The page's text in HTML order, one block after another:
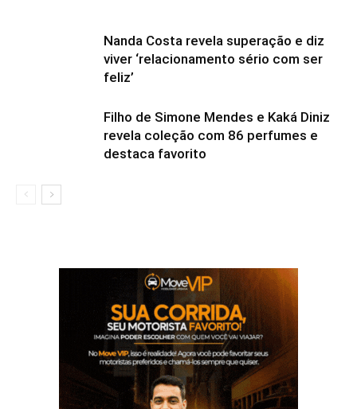
Nanda Costa revela superação e diz
viver ‘relacionamento sério com ser
feliz’
Filho de Simone Mendes e Kaká Diniz
revela coleção com 86 perfumes e
destaca favorito